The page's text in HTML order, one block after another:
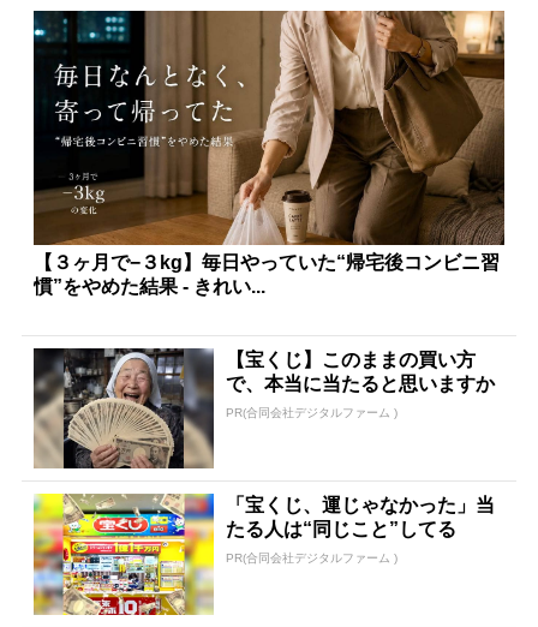
【３ヶ月で−３kg】毎日やっていた“帰宅後コンビニ習
慣”をやめた結果 - きれい...
【宝くじ】このままの買い方
で、本当に当たると思いますか
PR(合同会社デジタルファーム )
「宝くじ、運じゃなかった」当
たる人は“同じこと”してる
PR(合同会社デジタルファーム )